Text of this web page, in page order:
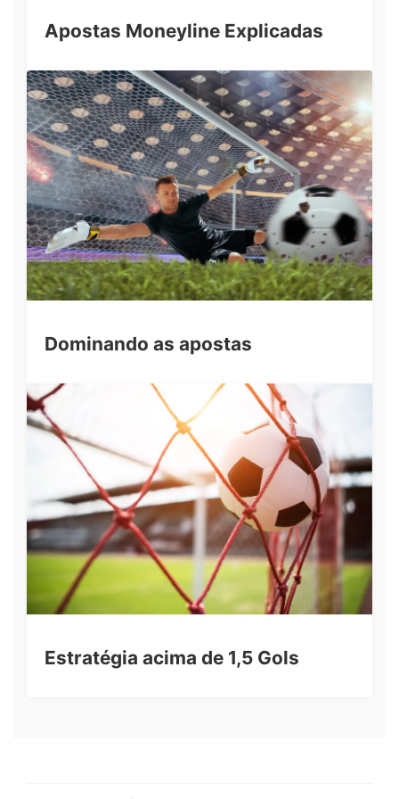
Apostas Moneyline Explicadas
Dominando as apostas
Estratégia acima de 1,5 Gols